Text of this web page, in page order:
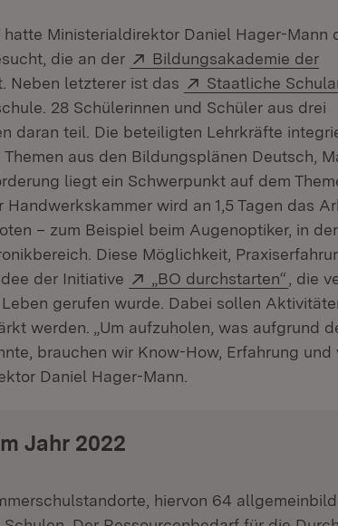
Ministerialdirektor Daniel Hager-Mann
die an der
Extern:
Bildungsakademie der
Fenster)
Neben letzterer ist das Extern:
Staatliche
28 Schülerinnen und Schüler aus drei
daran teil. Die beteiligten Lehrkräfte
aus den Bildungsplänen Deutsch,
liegt ein Schwerpunkt auf dem
wird an 1,5 Tagen das
– zum Beispiel beim Augenoptiker, in der
Diese Möglichkeit,
der Initiative
Extern:
„BO durchstarten“ , die
gerufen wurde. Dabei sollen
werden. „Um aufzuholen, was aufgrund
brauchen wir Know-How, Erfahrung und
Daniel Hager-Mann.
Jahr 2022
hiervon 64